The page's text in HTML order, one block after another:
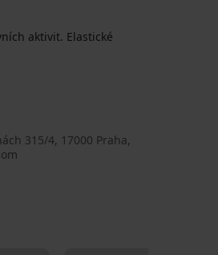
aktivit. Elastické
315/4, 17000 Praha,